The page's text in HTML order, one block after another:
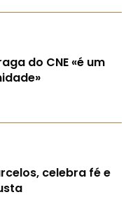
do CNE «é um
celebra fé e